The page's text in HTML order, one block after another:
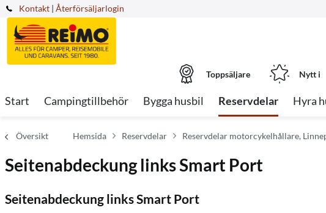
Kontakt | Återförsäljarlogin
Toppsäljare Nytt i
Start Campingtillbehör Bygga husbil Reservdelar Hyra
Översikt Hemsida Reservdelar Reservdelar motorcykelhållare,
Seitenabdeckung links Smart Port
Seitenabdeckung links Smart Port